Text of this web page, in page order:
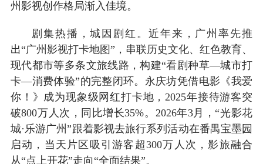
州影视创作格局渐入佳境。
剧集热播，城因剧红。近年来，广州率先推
出“广州影视打卡地图”，串联历史文化、红色教育、
现代都市等多条文旅线路，构建“看剧种草—城市打
卡—消费体验”的完整闭环。永庆坊凭借电影《我爱
你！》成为现象级网红打卡地，2025年接待游客突
破800万人次，同比增长35%。2026年3月，“光影花
城·乐游广州”跟着影视去旅行系列活动在番禺宝墨园
启动，当天片区吸引游客超300万人次，影旅融合
从“点上开花”走向“全面结果”。